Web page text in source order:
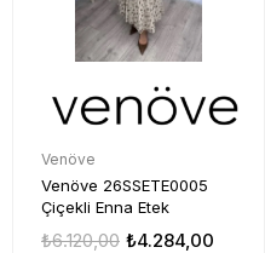
Venöve
Venöve 26SSETE0005
Çiçekli Enna Etek
₺4.284,00
₺6.120,00